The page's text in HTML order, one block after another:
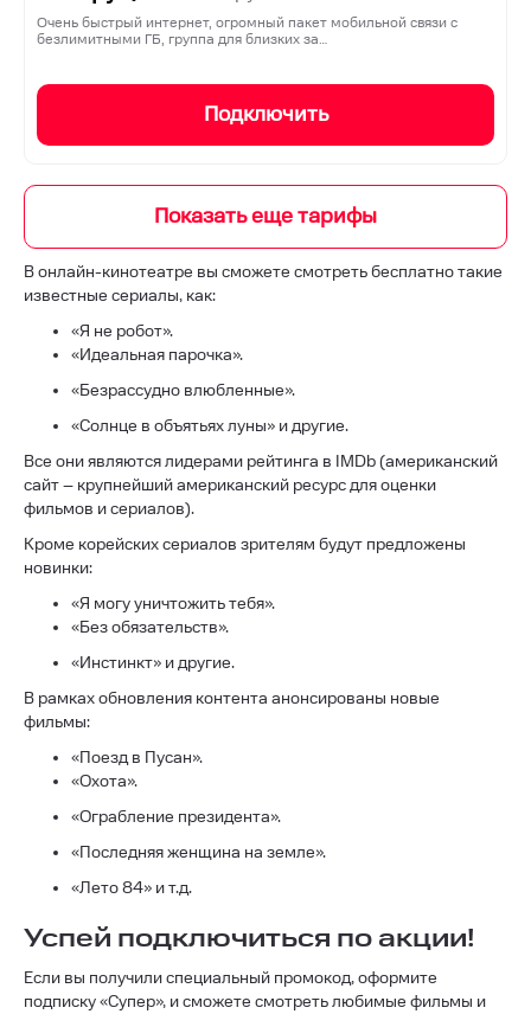
Очень быстрый интернет, огромный пакет мобильной связи с
безлимитными ГБ, группа для близких за…
Подключить
В онлайн-кинотеатре вы сможете смотреть бесплатно такие
известные сериалы, как:
«Я не робот».
«Идеальная парочка».
«Безрассудно влюбленные».
«Солнце в объятьях луны» и другие.
Все они являются лидерами рейтинга в IMDb (американский
сайт – крупнейший американский ресурс для оценки
фильмов и сериалов).
Кроме корейских сериалов зрителям будут предложены
новинки:
«Я могу уничтожить тебя».
«Без обязательств».
«Инстинкт» и другие.
В рамках обновления контента анонсированы новые
фильмы:
«Поезд в Пусан».
«Охота».
«Ограбление президента».
«Последняя женщина на земле».
«Лето 84» и т.д.
Успей подключиться по акции!
Если вы получили специальный промокод, оформите
подписку «Супер», и сможете смотреть любимые фильмы и